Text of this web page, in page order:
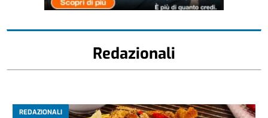
Redazionali
REDAZIONALI